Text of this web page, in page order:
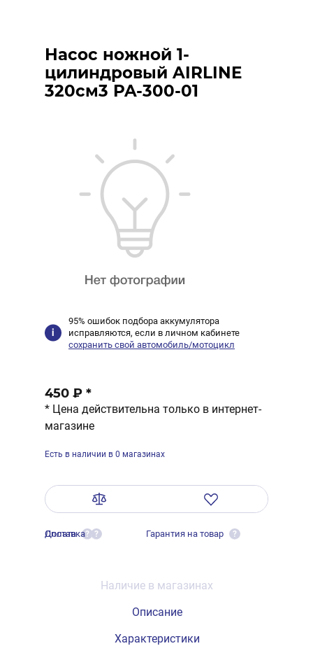
Насос ножной 1-
цилиндровый AIRLINE
320см3 PA-300-01
95% ошибок подбора аккумулятора
исправляются, если в личном кабинете
сохранить свой автомобиль/мотоцикл
450 ₽ *
* Цена действительна только в интернет-
магазине
Есть в наличии в 0 магазинах
Оплата ?
Доставка ? Гарантия на товар ?
Наличие в магазинах
Описание
Характеристики